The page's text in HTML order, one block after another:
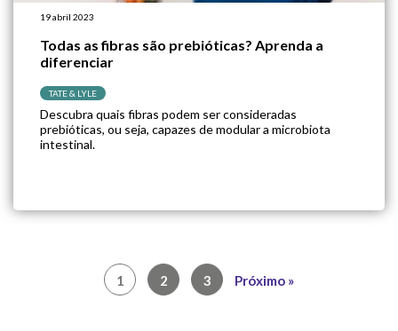
19 abril 2023
Todas as fibras são prebióticas? Aprenda a
diferenciar
TATE & LYLE
Descubra quais fibras podem ser consideradas
prebióticas, ou seja, capazes de modular a microbiota
intestinal.
Navegação
1 2 3 Próximo »